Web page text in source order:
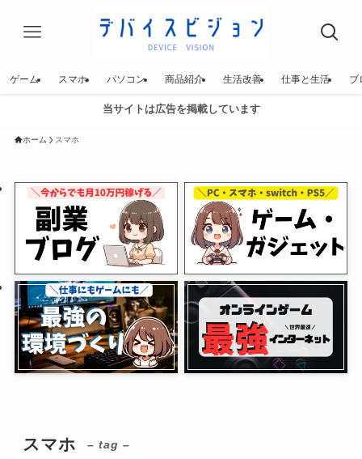
ゲーム スマホ パソコン 商品紹介 生活改善 仕事と生活 ブ
当サイトは広告を掲載しています
ホーム スマホ
スマホ – tag –